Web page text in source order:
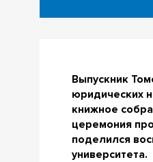
Выпускник
юридических
книжное
церемония
поделился
университета.